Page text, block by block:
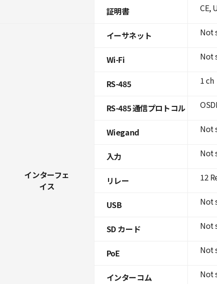
証明書
インターフェ
イス
イーサネット
Wi-Fi
RS-485
RS-485 通信プロトコル
Wiegand
入力
リレー
USB
SD カード
PoE
インターコム
CE,
Not
Not
1 ch
Not
Not
12
Not
Not
Not
Not